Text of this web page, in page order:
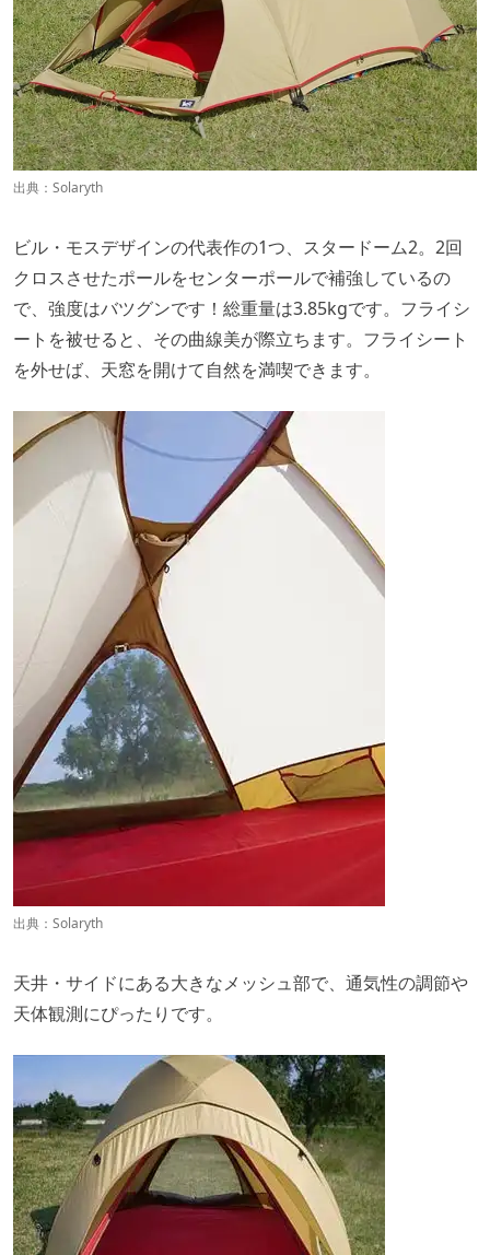
出典： Solaryth
ビル・モスデザインの代表作の1つ、スタードーム2。2回
クロスさせたポールをセンターポールで補強しているの
で、強度はバツグンです！総重量は3.85kgです。フライシ
ートを被せると、その曲線美が際立ちます。フライシート
を外せば、天窓を開けて自然を満喫できます。
出典： Solaryth
天井・サイドにある大きなメッシュ部で、通気性の調節や
天体観測にぴったりです。